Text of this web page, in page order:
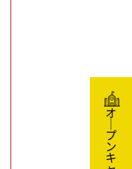
オ
｜
プ
ン
キ